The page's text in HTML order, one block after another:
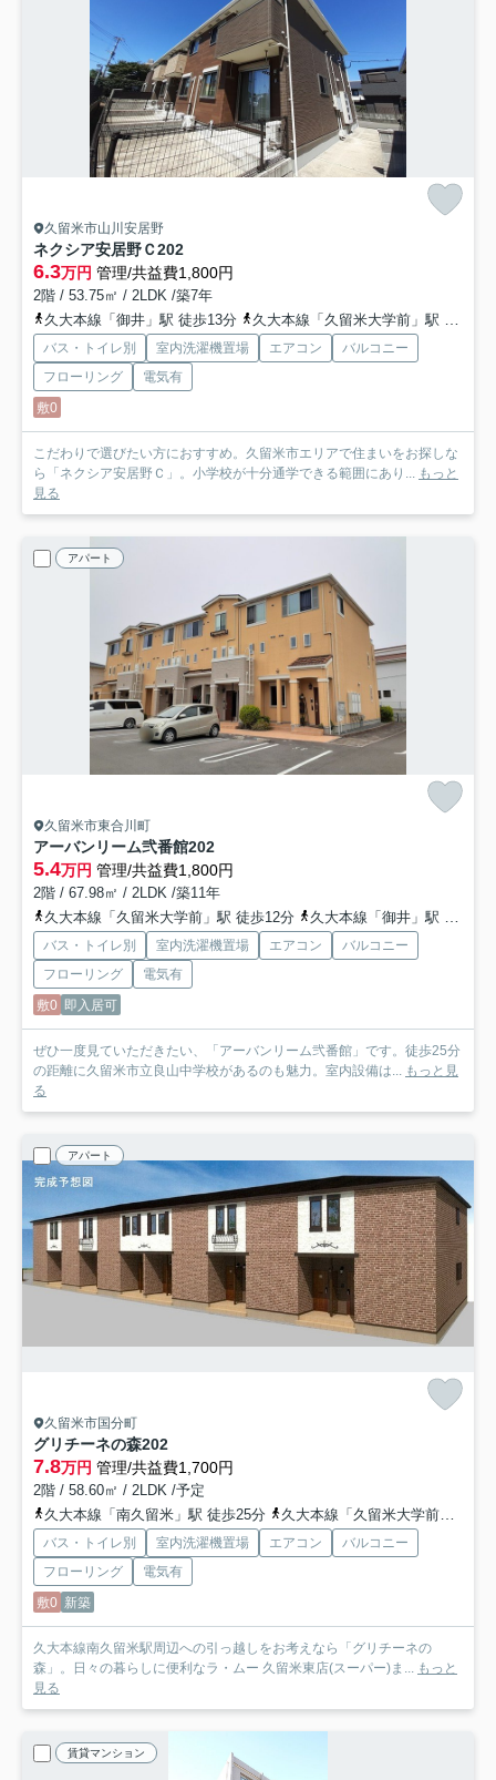
久留米市山川安居野
ネクシア安居野Ｃ202
6.3万円 管理/共益費1,800円
2階 / 53.75㎡ / 2LDK /築7年
久大本線「御井」駅 徒歩13分
久大本線「久留米大学前」駅 徒歩32分
バス・トイレ別 室内洗濯機置場 エアコン
バルコニー
フローリング
電気有
敷0
こだわりで選びたい方におすすめ。久留米市エリアで住まいをお探しな
ら「ネクシア安居野Ｃ」。小学校が十分通学できる範囲にあり... もっと
見る
アパート
久留米市東合川町
アーバンリーム弐番館202
5.4万円 管理/共益費1,800円
2階 / 67.98㎡ / 2LDK /築11年
久大本線「久留米大学前」駅 徒歩12分
久大本線「御井」駅 徒歩28分
バス・トイレ別 室内洗濯機置場 エアコン
バルコニー
フローリング
電気有
敷0 即入居可
ぜひ一度見ていただきたい、「アーバンリーム弐番館」です。徒歩25分
の距離に久留米市立良山中学校があるのも魅力。室内設備は... もっと見
る
アパート
久留米市国分町
グリチーネの森202
7.8万円 管理/共益費1,700円
2階 / 58.60㎡ / 2LDK /予定
久大本線「南久留米」駅 徒歩25分
久大本線「久留米大学前」駅 徒歩23分
バス・トイレ別 室内洗濯機置場 エアコン
バルコニー
フローリング
電気有
敷0 新築
久大本線南久留米駅周辺への引っ越しをお考えなら「グリチーネの
森」。日々の暮らしに便利なラ・ムー 久留米東店(スーパー)ま... もっと
見る
賃貸マンション